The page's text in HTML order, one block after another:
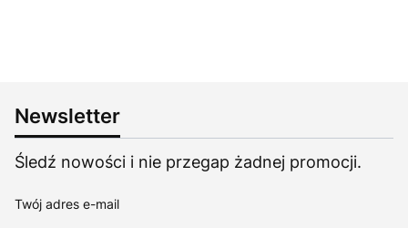
Newsletter
Śledź nowości i nie przegap żadnej promocji.
Twój adres e-mail